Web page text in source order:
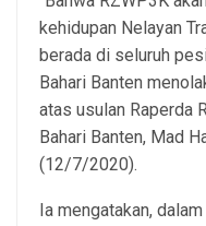
kehidupan Nelayan
berada di seluruh
Bahari Banten
atas usulan Raperda
Bahari Banten, Mad
(12/7/2020).
Ia mengatakan,